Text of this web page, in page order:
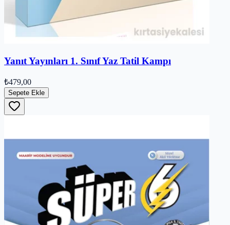
Yanıt Yayınları 1. Sınıf Yaz Tatil Kampı
₺479,00
Sepete Ekle